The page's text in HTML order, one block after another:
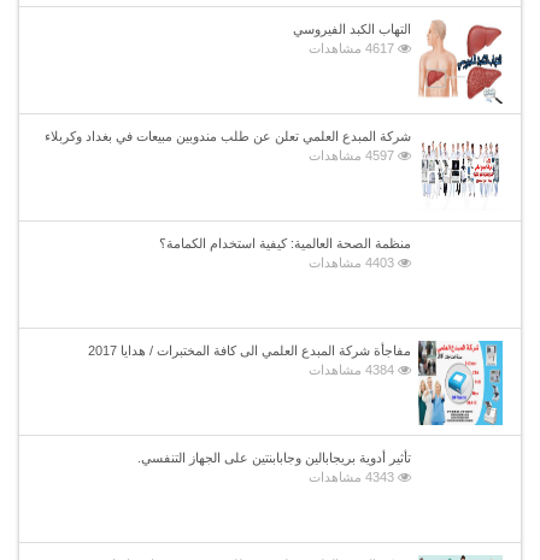
التهاب الكبد الفيروسي
4617 مشاهدات
شركة المبدع العلمي تعلن عن طلب مندوبين مبيعات في بغداد وكربلاء
4597 مشاهدات
منظمة الصحة العالمية: كيفية استخدام الكمامة؟
4403 مشاهدات
مفاجأة شركة المبدع العلمي الى كافة المختبرات / هدايا 2017
4384 مشاهدات
تأثير أدوية بريجابالين وجابابنتين على الجهاز التنفسي.
4343 مشاهدات